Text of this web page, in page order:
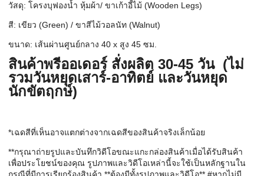
วัสดุ: โครงบุฟองน้ำ หุ้มผ้า/ ขาเก้าอี้ไม้ (Wooden Legs)
สี: เขียว (Green) / ขาสีไม้วอลนัท (Walnut)
ขนาด: เส้นผ่านศูนย์กลาง 40 x สูง 45 ซม.
สินค้าพรีออเดอร์ สั่งผลิต 30-45 วัน (ไม่
รวมวันหยุดเสาร์-อาทิตย์ และวันหยุด
นักขัตฤกษ์)
*เฉดสีที่เห็นอาจแตกต่างจากเฉดสีของสินค้าจริงเล็กน้อย
**กรุณาถ่ายรูปและบันทึกวิดีโอขณะแกะกล่องสินค้าเมื่อได้รับสินค้า
เพื่อประโยชน์ของคุณ รูปภาพและวิดีโอเหล่านี้จะใช้เป็นหลักฐานใน